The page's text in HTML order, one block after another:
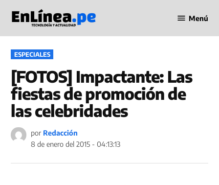
contenido
en Línea
Menú
PUBLICADO
EN
ESPECIALES
[FOTOS] Impactante: Las
fiestas de promoción de
las celebridades
por Redacción
8 de enero del 2015 - 04:13:13